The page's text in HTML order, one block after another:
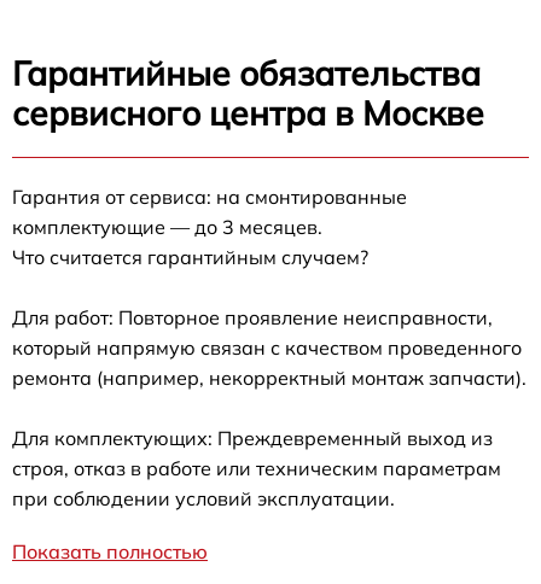
Гарантийные обязательства
сервисного центра в Москве
Гарантия от сервиса: на смонтированные
комплектующие — до 3 месяцев.
Что считается гарантийным случаем?
Для работ: Повторное проявление неисправности,
который напрямую связан с качеством проведенного
ремонта (например, некорректный монтаж запчасти).
Для комплектующих: Преждевременный выход из
строя, отказ в работе или техническим параметрам
при соблюдении условий эксплуатации.
Показать полностью